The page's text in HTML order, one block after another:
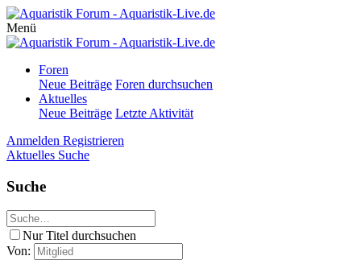
Menü
Foren
Neue Beiträge Foren durchsuchen
Aktuelles
Neue Beiträge Letzte Aktivität
Anmelden Registrieren
Aktuelles Suche
Suche
Nur Titel durchsuchen
Von: